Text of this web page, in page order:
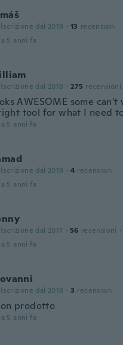
Iscrizione dal 2019 · 13 recensioni
5 anni fa
Iscrizione dal 2018 · 275 recensioni
AWESOME some
tool for what I need
5 anni fa
Iscrizione dal 2019 · 4 recensioni
5 anni fa
Iscrizione dal 2017 · 56 recensioni ·
5 anni fa
Iscrizione dal 2018 · 3 recensioni
prodotto
5 anni fa